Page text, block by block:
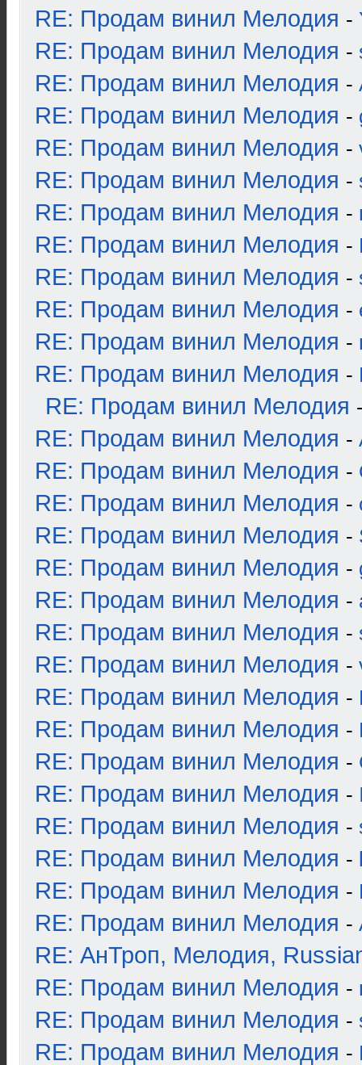
RE: Продам винил Мелодия -
RE: Продам винил Мелодия -
RE: Продам винил Мелодия -
RE: Продам винил Мелодия -
RE: Продам винил Мелодия -
RE: Продам винил Мелодия -
RE: Продам винил Мелодия -
RE: Продам винил Мелодия -
RE: Продам винил Мелодия -
RE: Продам винил Мелодия -
RE: Продам винил Мелодия -
RE: Продам винил Мелодия -
RE: Продам винил Мелодия
RE: Продам винил Мелодия -
RE: Продам винил Мелодия -
RE: Продам винил Мелодия -
RE: Продам винил Мелодия -
RE: Продам винил Мелодия -
RE: Продам винил Мелодия -
RE: Продам винил Мелодия -
RE: Продам винил Мелодия -
RE: Продам винил Мелодия -
RE: Продам винил Мелодия -
RE: Продам винил Мелодия -
RE: Продам винил Мелодия -
RE: Продам винил Мелодия -
RE: Продам винил Мелодия -
RE: Продам винил Мелодия -
RE: Продам винил Мелодия -
RE: АнТроп, Мелодия,
RE: Продам винил Мелодия -
RE: Продам винил Мелодия -
RE: Продам винил Мелодия -